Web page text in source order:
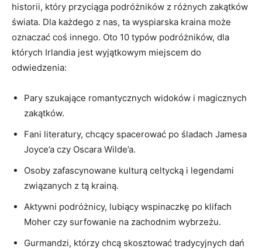
historii, który przyciąga podróżników z ⁣różnych zakątków
świata.‍ Dla każdego z nas,⁣ ta wyspiarska ​kraina może
oznaczać coś innego. Oto‍ 10 typów ‌podróżników, dla
których Irlandia jest wyjątkowym⁢ miejscem do
odwiedzenia:
Pary ‍szukające‍ romantycznych widoków i magicznych
zakątków.
Fani ⁢literatury, chcący ⁢spacerować ⁤po śladach Jamesa
Joyce’a czy Oscara Wilde’a.
Osoby ⁤zafascynowane kulturą celtycką ⁤i legendami
związanych ⁢z ​tą krainą.
Aktywni podróżnicy,‍ lubiący wspinaczkę po klifach⁤
Moher czy​ surfowanie⁤ na zachodnim wybrzeżu.
Gurmandzi, którzy​ chcą skosztować tradycyjnych dań